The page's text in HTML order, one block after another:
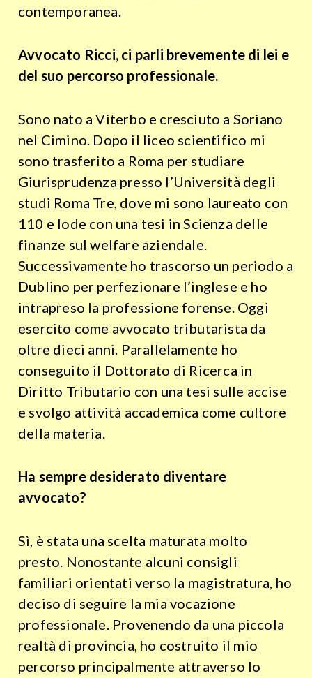
contemporanea.
Avvocato Ricci, ci parli brevemente di lei e
del suo percorso professionale.
Sono nato a Viterbo e cresciuto a Soriano
nel Cimino. Dopo il liceo scientifico mi
sono trasferito a Roma per studiare
Giurisprudenza presso l’Università degli
studi Roma Tre, dove mi sono laureato con
110 e lode con una tesi in Scienza delle
finanze sul welfare aziendale.
Successivamente ho trascorso un periodo a
Dublino per perfezionare l’inglese e ho
intrapreso la professione forense. Oggi
esercito come avvocato tributarista da
oltre dieci anni. Parallelamente ho
conseguito il Dottorato di Ricerca in
Diritto Tributario con una tesi sulle accise
e svolgo attività accademica come cultore
della materia.
Ha sempre desiderato diventare
avvocato?
Sì, è stata una scelta maturata molto
presto. Nonostante alcuni consigli
familiari orientati verso la magistratura, ho
deciso di seguire la mia vocazione
professionale. Provenendo da una piccola
realtà di provincia, ho costruito il mio
percorso principalmente attraverso lo